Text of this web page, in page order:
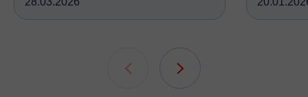
крутящий момент, но устроены
принципиально по-разному, при
всех